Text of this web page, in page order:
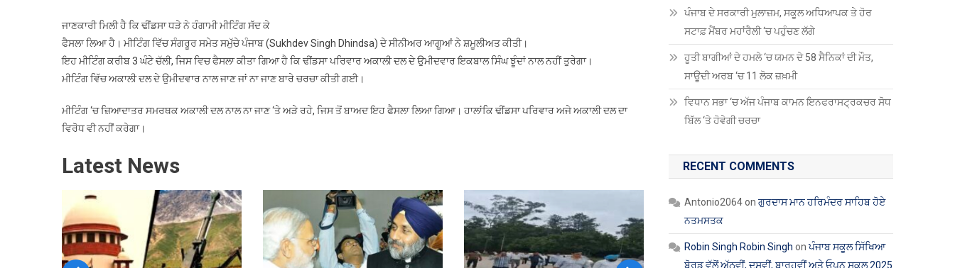
ਸਿੰਘ
ਝੂੰਦਾਂ
ਨਹੀਂ
ਜਾਣਕਾਰੀ ਮਿਲੀ ਹੈ ਕਿ ਢੀਂਡਸਾ ਧੜੇ ਨੇ ਹੰਗਾਮੀ ਮੀਟਿੰਗ ਸੱਦ ਕੇ
ਫੈਸਲਾ ਲਿਆ ਹੈ। ਮੀਟਿੰਗ ਵਿੱਚ ਸੰਗਰੂਰ ਸਮੇਤ ਸਮੁੱਚੇ ਪੰਜਾਬ (Sukhdev Singh Dhindsa) ਦੇ ਸੀਨੀਅਰ ਆਗੂਆਂ ਨੇ ਸ਼ਮੂਲੀਅਤ ਕੀਤੀ।
ਇਹ ਮੀਟਿੰਗ ਕਰੀਬ 3 ਘੰਟੇ ਚੱਲੀ, ਜਿਸ ਵਿਚ ਫੈਸਲਾ ਕੀਤਾ ਗਿਆ ਹੈ ਕਿ ਢੀਂਡਸਾ ਪਰਿਵਾਰ ਅਕਾਲੀ ਦਲ ਦੇ ਉਮੀਦਵਾਰ ਇਕਬਾਲ ਸਿੰਘ ਝੂੰਦਾਂ ਨਾਲ ਨਹੀਂ ਤੁਰੇਗਾ।
ਮੀਟਿੰਗ ਵਿੱਚ ਅਕਾਲੀ ਦਲ ਦੇ ਉਮੀਦਵਾਰ ਨਾਲ ਜਾਣ ਜਾਂ ਨਾ ਜਾਣ ਬਾਰੇ ਚਰਚਾ ਕੀਤੀ ਗਈ।
ਮੀਟਿੰਗ ‘ਚ ਜ਼ਿਆਦਾਤਰ ਸਮਰਥਕ ਅਕਾਲੀ ਦਲ ਨਾਲ ਨਾ ਜਾਣ ‘ਤੇ ਅੜੇ ਰਹੇ, ਜਿਸ ਤੋਂ ਬਾਅਦ ਇਹ ਫੈਸਲਾ ਲਿਆ ਗਿਆ। ਹਾਲਾਂਕਿ ਢੀਂਡਸਾ ਪਰਿਵਾਰ ਅਜੇ ਅਕਾਲੀ ਦਲ ਦਾ
ਵਿਰੋਧ ਵੀ ਨਹੀਂ ਕਰੇਗਾ।
Latest News
ਪੰਜਾਬ ਦੇ ਸਰਕਾਰੀ ਮੁਲਾਜ਼ਮ, ਸਕੂਲ ਅਧਿਆਪਕ ਤੇ ਹੋਰ
ਸਟਾਫ਼ ਮੈਂਬਰ ਮਹਾਂਰੈਲੀ ‘ਚ ਪਹੁੰਚਣ ਲੱਗੇ
ਹੂਤੀ ਬਾਗੀਆਂ ਦੇ ਹਮਲੇ ‘ਚ ਯਮਨ ਦੇ 58 ਸੈਨਿਕਾਂ ਦੀ ਮੌਤ,
ਸਾਊਦੀ ਅਰਬ ‘ਚ 11 ਲੋਕ ਜ਼ਖ਼ਮੀ
ਵਿਧਾਨ ਸਭਾ ‘ਚ ਅੱਜ ਪੰਜਾਬ ਕਾਮਨ ਇਨਫਰਾਸਟ੍ਰਕਚਰ ਸੋਧ
ਬਿੱਲ ‘ਤੇ ਹੋਵੇਗੀ ਚਰਚਾ
RECENT COMMENTS
Antonio2064onਗੁਰਦਾਸ ਮਾਨ ਹਰਿਮੰਦਰ ਸਾਹਿਬ ਹੋਏ
ਨਤਮਸਤਕ
Robin Singh Robin Singh onਪੰਜਾਬ ਸਕੂਲ ਸਿੱਖਿਆ
ਬੋਰਡ ਵੱਲੋਂ ਅੱਠਵੀਂ, ਦਸਵੀਂ, ਬਾਰ੍ਹਵੀਂ ਅਤੇ ਓਪਨ ਸਕੂਲ 2025